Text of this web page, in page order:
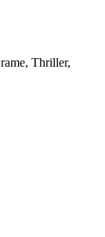
Thriller,